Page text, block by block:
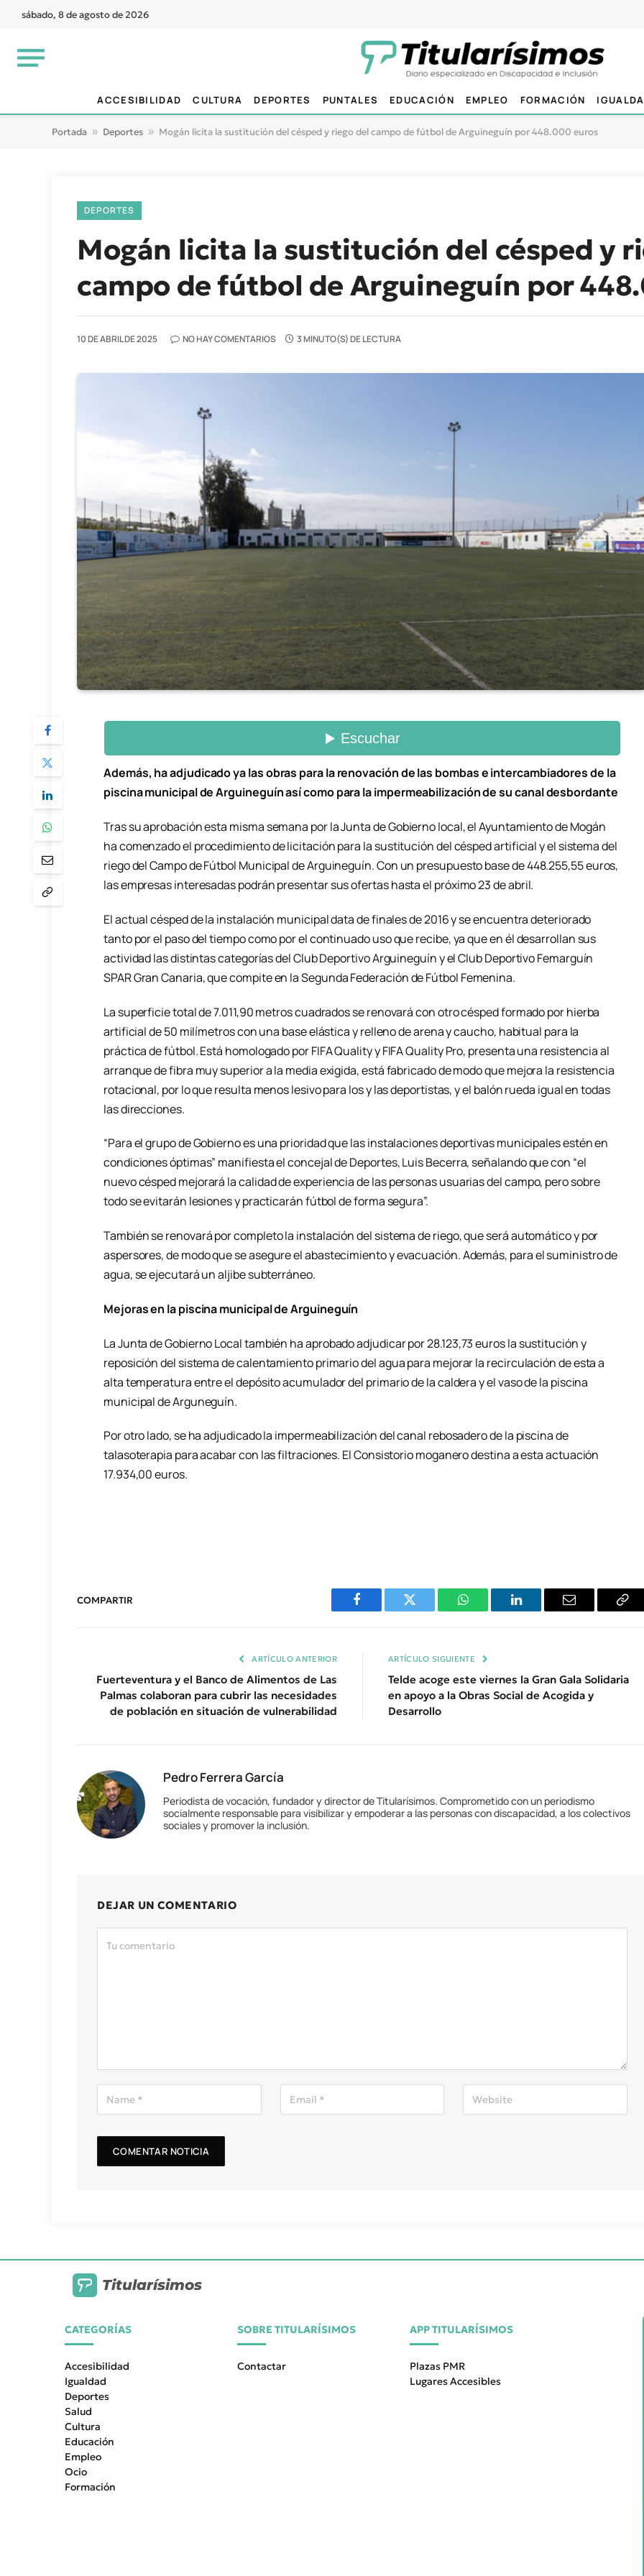
sábado, 8 de agosto de 2026
ACCESIBILIDAD CULTURA DEPORTES PUNTALES EDUCACIÓN EMPLEO FORMACIÓN
Portada » Deportes » Mogán licita la sustitución del césped y riego del campo de fútbol de Arguineguín por 448.000 euros
DEPORTES
Mogán licita la sustitución del césped y
campo de fútbol de Arguineguín por
10 DE ABRIL DE 2025 NO HAY COMENTARIOS 3 MINUTO(S) DE LECTURA
Además, ha adjudicado ya las obras para la renovación de las bombas e intercambiadores de la
piscina municipal de Arguineguín así como para la impermeabilización de su canal desbordante
Tras su aprobación esta misma semana por la Junta de Gobierno local, el Ayuntamiento de Mogán
ha comenzado el procedimiento de licitación para la sustitución del césped artificial y el sistema del
riego del Campo de Fútbol Municipal de Arguineguín. Con un presupuesto base de 448.255,55 euros,
las empresas interesadas podrán presentar sus ofertas hasta el próximo 23 de abril.
El actual césped de la instalación municipal data de finales de 2016 y se encuentra deteriorado
tanto por el paso del tiempo como por el continuado uso que recibe, ya que en él desarrollan sus
actividad las distintas categorías del Club Deportivo Arguineguín y el Club Deportivo Femarguín
SPAR Gran Canaria, que compite en la Segunda Federación de Fútbol Femenina.
La superficie total de 7.011,90 metros cuadrados se renovará con otro césped formado por hierba
artificial de 50 milímetros con una base elástica y relleno de arena y caucho, habitual para la
práctica de fútbol. Está homologado por FIFA Quality y FIFA Quality Pro, presenta una resistencia al
arranque de fibra muy superior a la media exigida, está fabricado de modo que mejora la resistencia
rotacional, por lo que resulta menos lesivo para los y las deportistas, y el balón rueda igual en todas
las direcciones.
“Para el grupo de Gobierno es una prioridad que las instalaciones deportivas municipales estén en
condiciones óptimas” manifiesta el concejal de Deportes, Luis Becerra, señalando que con “el
nuevo césped mejorará la calidad de experiencia de las personas usuarias del campo, pero sobre
todo se evitarán lesiones y practicarán fútbol de forma segura”.
También se renovará por completo la instalación del sistema de riego, que será automático y por
aspersores, de modo que se asegure el abastecimiento y evacuación. Además, para el suministro de
agua, se ejecutará un aljibe subterráneo.
Mejoras en la piscina municipal de Arguineguín
La Junta de Gobierno Local también ha aprobado adjudicar por 28.123,73 euros la sustitución y
reposición del sistema de calentamiento primario del agua para mejorar la recirculación de esta a
alta temperatura entre el depósito acumulador del primario de la caldera y el vaso de la piscina
municipal de Arguneguín.
Por otro lado, se ha adjudicado la impermeabilización del canal rebosadero de la piscina de
talasoterapia para acabar con las filtraciones. El Consistorio moganero destina a esta actuación
17.934,00 euros.
COMPARTIR
Facebook Twitter WhatsAppLinkedIn Email
ARTÍCULO ANTERIOR
Fuerteventura y el Banco de Alimentos de Las
Palmas colaboran para cubrir las necesidades
de población en situación de vulnerabilidad
ARTÍCULO SIGUIENTE
Telde acoge este viernes la Gran Gala Solidaria
en apoyo a la Obras Social de Acogida y
Desarrollo
Pedro Ferrera García
Periodista de vocación, fundador y director de Titularísimos. Comprometido con un periodismo
socialmente responsable para visibilizar y empoderar a las personas con discapacidad, a los colectivos
sociales y promover la inclusión.
DEJAR UN COMENTARIO
Titularísimos
CATEGORÍAS
Accesibilidad
Igualdad
Deportes
Salud
Cultura
Educación
Empleo
Ocio
Formación
SOBRE TITULARÍSIMOS
Contactar
APP TITULARÍSIMOS
Plazas PMR
Lugares Accesibles